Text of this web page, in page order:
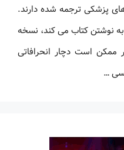
پزشکی ترجمه شده دارند.
به نوشتن کتاب می کند، نسخه
است دچار انحرافاتی
…